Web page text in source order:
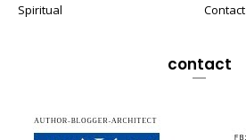
Spiritual
Contact
contact